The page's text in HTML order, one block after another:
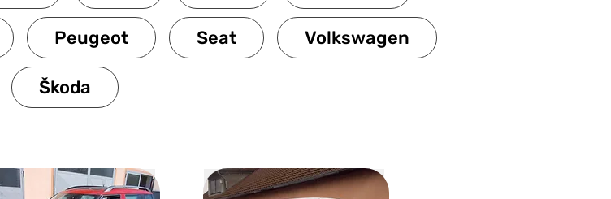
Peugeot Seat Volkswagen
Škoda